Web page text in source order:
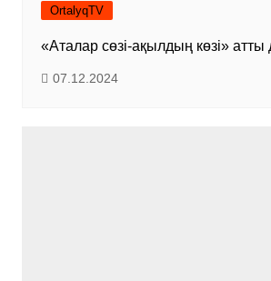
OrtalyqTV
«Аталар сөзі-ақылдың көзі»
07.12.2024